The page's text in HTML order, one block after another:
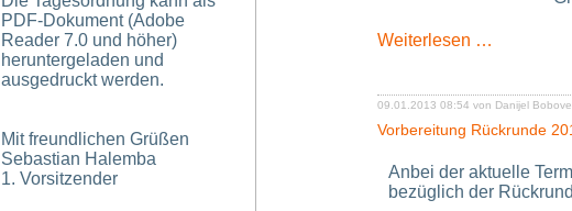
PDF-Dokument (Adobe
Reader 7.0 und höher)
heruntergeladen und
ausgedruckt werden.
Mit freundlichen Grüßen
Sebastian Halemba
1. Vorsitzender
Weiterlesen …
auf
des
Pliening-
Landsham
09.01.2013 08:54 von Danijel
Vorbereitung Rückrunde
Anbei der aktuelle
bezüglich der